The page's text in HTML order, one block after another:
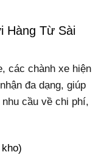
Hàng Từ Sài
các chành xe hiện
đa dạng, giúp
cầu về chi phí,